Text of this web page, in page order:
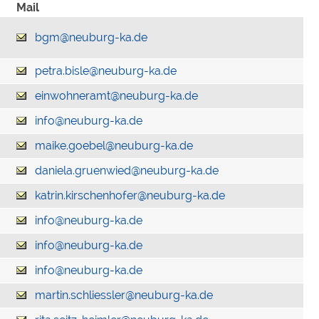
Mail
bgm@neuburg-ka.de
petra.bisle@neuburg-ka.de
einwohneramt@neuburg-ka.de
info@neuburg-ka.de
maike.goebel@neuburg-ka.de
daniela.gruenwied@neuburg-ka.de
katrin.kirschenhofer@neuburg-ka.de
info@neuburg-ka.de
info@neuburg-ka.de
info@neuburg-ka.de
martin.schliessler@neuburg-ka.de